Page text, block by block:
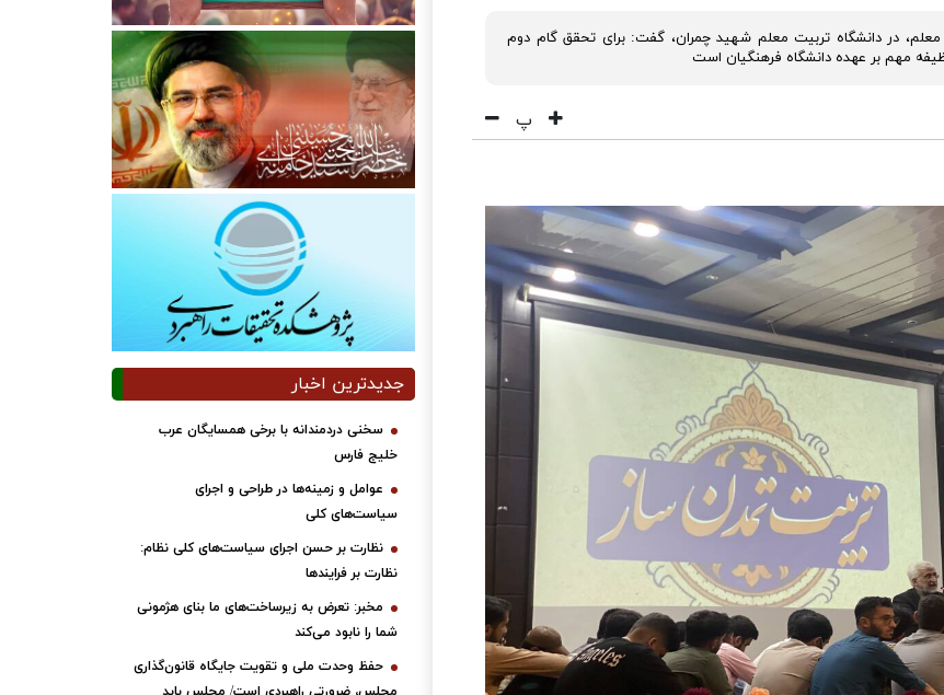
در دانشگاه تربیت معلم شهید چمران، گفت: برای تحقق گام دوم
مهم بر عهده دانشگاه فرهنگیان است
پ
جدیدترین اخبار
سخنی دردمندانه با برخی همسایگان عرب
خلیج فارس
عوامل و زمینه‌ها در طراحی و اجرای
سیاست‌های کلی
نظارت بر حسن اجرای سیاست‌های کلی نظام:
نظارت بر فرایندها
مخبر: تعرض به زیرساخت‌های ما بنای هژمونی
شما را نابود می‌کند
حفظ وحدت ملی و تقویت جایگاه قانون‌گذاری